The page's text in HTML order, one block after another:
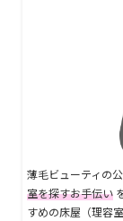
薄毛ビューティの公
室を探すお手伝い
すめの床屋（理容